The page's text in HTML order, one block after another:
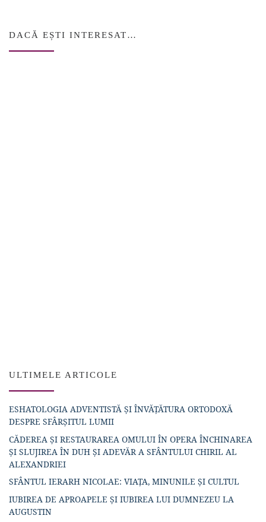
DACĂ EȘTI INTERESAT…
ULTIMELE ARTICOLE
ESHATOLOGIA ADVENTISTĂ ȘI ÎNVĂȚĂTURA ORTODOXĂ
DESPRE SFÂRȘITUL LUMII
CĂDEREA ȘI RESTAURAREA OMULUI ÎN OPERA ÎNCHINAREA
ȘI SLUJIREA ÎN DUH ȘI ADEVĂR A SFÂNTULUI CHIRIL AL
ALEXANDRIEI
SFÂNTUL IERARH NICOLAE: VIAȚA, MINUNILE ȘI CULTUL
IUBIREA DE APROAPELE ȘI IUBIREA LUI DUMNEZEU LA
AUGUSTIN